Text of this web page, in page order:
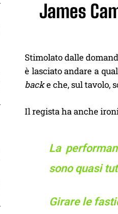
James
Stimolato dalle
è lasciato andare a
backe che, sul tavolo,
Il regista ha anche
La
sono quasi
Girare le